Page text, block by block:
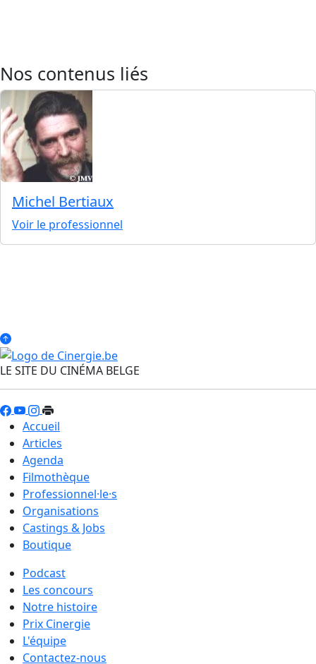
Nos contenus liés
Michel Bertiaux
Voir le professionnel
LE SITE DU CINÉMA BELGE
Accueil
Articles
Agenda
Filmothèque
Professionnel·le·s
Organisations
Castings & Jobs
Boutique
Podcast
Les concours
Notre histoire
Prix Cinergie
L'équipe
Contactez-nous